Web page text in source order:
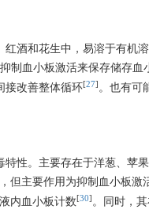
酒和花生中，易溶于有机
制血小板激活来保存储存
接改善整体循环[27] 。也有可
性。主要存在于洋葱、苹
，但主要作用为抑制血小板
内血小板计数[30] 。同时，